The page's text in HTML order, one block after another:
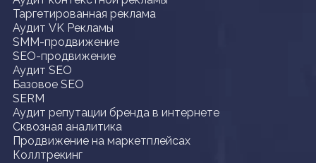
Таргетированная реклама
Аудит VK Рекламы
SMM-продвижение
SEO-продвижение
Аудит SEO
Базовое SEO
SERM
Аудит репутации бренда в интернете
Сквозная аналитика
Продвижение на маркетплейсах
Коллтрекинг